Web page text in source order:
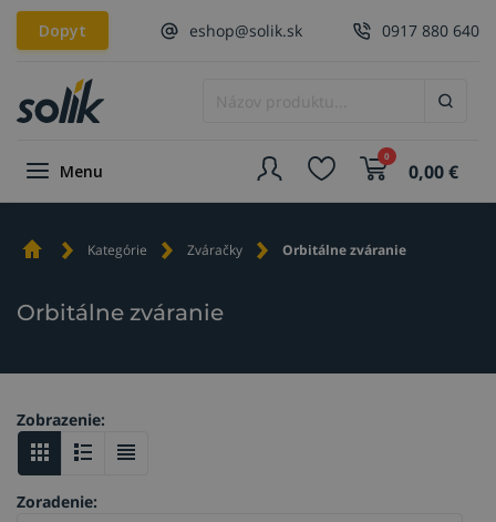
Dopyt eshop@solik.sk 0917 880 640
Menu
0
0,00€
Kategórie Zváračky Orbitálne zváranie
Orbitálne zváranie
Zoradenie:
Zobrazenie: